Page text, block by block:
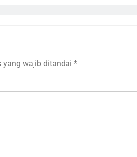
yang wajib ditandai *